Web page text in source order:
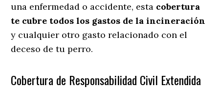
una enfermedad o accidente, esta cobertura
te cubre todos los gastos de la incineración
y cualquier otro gasto relacionado con el
deceso de tu perro.
Cobertura de Responsabilidad Civil Extendida